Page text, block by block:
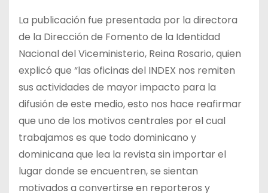
La publicación fue presentada por la directora
de la Dirección de Fomento de la Identidad
Nacional del Viceministerio, Reina Rosario, quien
explicó que “las oficinas del INDEX nos remiten
sus actividades de mayor impacto para la
difusión de este medio, esto nos hace reafirmar
que uno de los motivos centrales por el cual
trabajamos es que todo dominicano y
dominicana que lea la revista sin importar el
lugar donde se encuentren, se sientan
motivados a convertirse en reporteros y